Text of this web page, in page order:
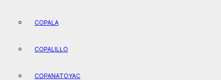
COPALA
COPALILLO
COPANATOYAC